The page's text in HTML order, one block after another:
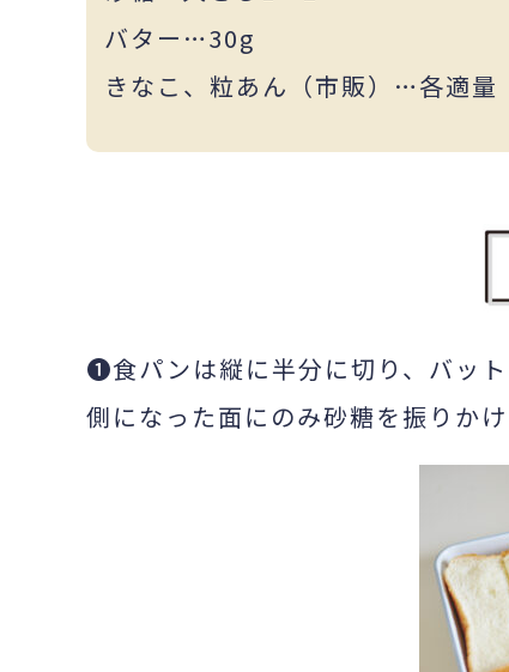
バター…30g
きなこ、粒あん（市販）…各適量
❶食パンは縦に半分に切り、バッ
側になった面にのみ砂糖を振りかけ